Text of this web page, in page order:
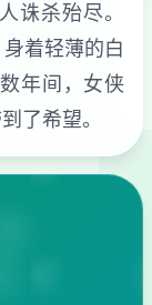
诛杀殆尽。
着轻薄的白
年间，女侠
了希望。